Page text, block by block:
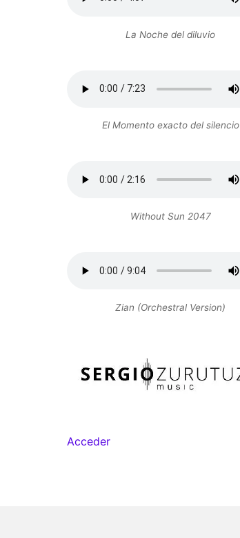
La Noche del diluvio
El Momento exacto del silencio
Without Sun 2047
Zian (Orchestral Version)
Acceder